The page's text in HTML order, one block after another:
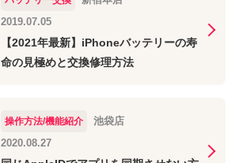
2019.07.05
【2021年最新】iPhoneバッテリーの寿
命の見極めと交換修理方法
操作方法/機能紹介
池袋店
2020.08.27